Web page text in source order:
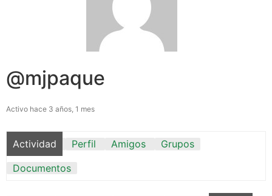
@mjpaque
Activo hace 3 años, 1 mes
Actividad Perfil Amigos
Grupos
Documentos